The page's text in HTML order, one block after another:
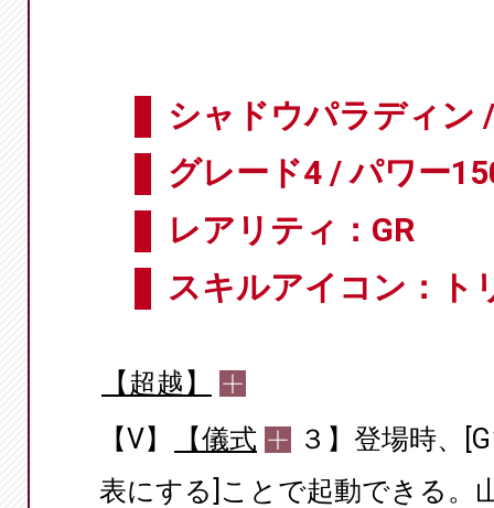
シャドウパラディン
グレード4 / パワー
レアリティ：GR
スキルアイコン：ト
【超越】
【V】
【儀式
３】登場時、
表にする]ことで起動できる。